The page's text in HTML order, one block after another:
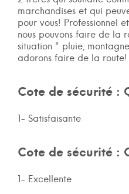
marchandises et qui
pour vous! Professionnel
nous pouvons faire de la
situation " pluie,
adorons faire de la route!
Cote de sécurité :
1- Satisfaisante
Cote de sécurité :
1- Excellente